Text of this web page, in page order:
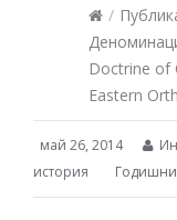
/
Doctrine of
Eastern
май 26, 2014
история